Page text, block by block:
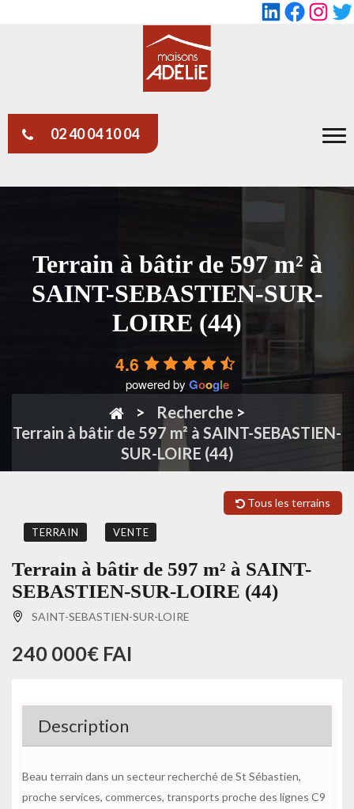
LinkedIn
02 40 04 10 04
Terrain à bâtir de 597 m² à
SAINT-SEBASTIEN-SUR-
LOIRE (44)
4.6
powered by Google
Recherche >
Terrain à bâtir de 597 m² à SAINT-SEBASTIEN-
SUR-LOIRE (44)
Tous les terrains
TERRAIN VENTE
Terrain à bâtir de 597 m² à SAINT-
SEBASTIEN-SUR-LOIRE (44)
SAINT-SEBASTIEN-SUR-LOIRE
240 000€ FAI
Description
Beau terrain dans un secteur recherché de St Sébastien,
proche services, commerces, transports proche des lignes C9